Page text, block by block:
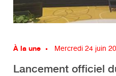
À la une Mercredi 24 juin
Lancement officiel